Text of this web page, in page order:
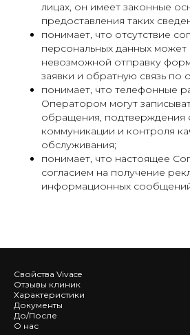
лицах, он имеет законные
предоставления таких
понимает, что отсутствие
персональных данных может
невозможной отправку
заявки и обратную связь по
понимает, что телефонные
Оператором могут
обращения, подтверждения
коммуникации и контроля
обслуживания;
понимает, что настоящее
согласием на получение
информационных
Свойства Vivace
Отзывы клиник
Характеристики
Документы
До/После
О нас